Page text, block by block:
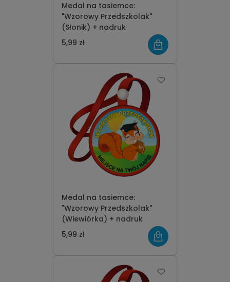
Medal na tasiemce:
"Wzorowy Przedszkolak"
(Słonik) + nadruk
5,99 zł
Medal na tasiemce:
"Wzorowy Przedszkolak"
(Wiewiórka) + nadruk
5,99 zł